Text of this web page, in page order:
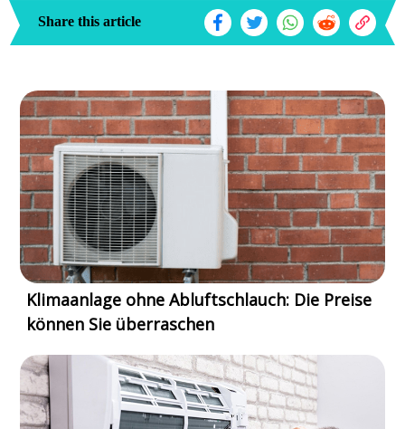
Share this article
Klimaanlage ohne Abluftschlauch: Die Preise
können Sie überraschen